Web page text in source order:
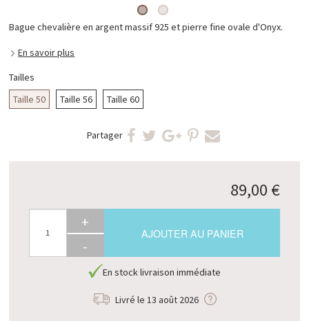
Bague chevalière en argent massif 925 et pierre fine ovale d'Onyx.
En savoir plus
Tailles
Taille 50
Taille 56 Taille 60
Partager
89,00 €
+
-
AJOUTER AU PANIER
En stock livraison immédiate
Livré le 13 août 2026